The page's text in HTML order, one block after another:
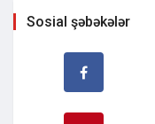
Sosial şəbəkələr